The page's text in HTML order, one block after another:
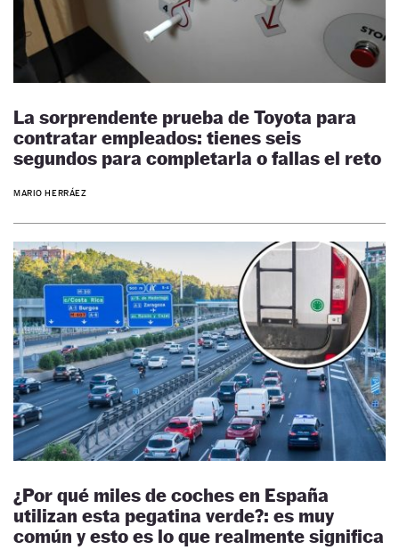
La sorprendente prueba de Toyota para
contratar empleados: tienes seis
segundos para completarla o fallas el reto
MARIO HERRÁEZ
¿Por qué miles de coches en España
utilizan esta pegatina verde?: es muy
común y esto es lo que realmente significa